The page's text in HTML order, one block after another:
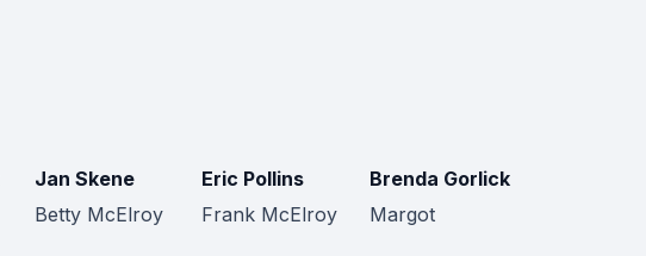
Jan Skene
Betty McElroy
Eric Pollins
Frank McElroy
Brenda Gorlick
Margot